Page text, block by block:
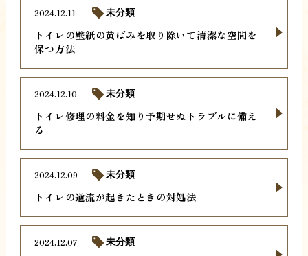
トイレの壁紙の黄ばみを取り除いて清潔な空間を
保つ方法
2024.12.11 未分類
トイレ修理の料金を知り予期せぬトラブルに備え
る
2024.12.10 未分類
トイレの逆流が起きたときの対処法
2024.12.09 未分類
2024.12.07 未分類